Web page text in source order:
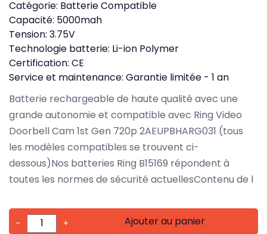
Catégorie: Batterie Compatible
Capacité: 5000mah
Tension: 3.75V
Technologie batterie: Li-ion Polymer
Certification: CE
Service et maintenance: Garantie limitée - 1 an
Batterie rechargeable de haute qualité avec une
grande autonomie et compatible avec Ring Video
Doorbell Cam 1st Gen 720p 2AEUPBHARG031 (tous
les modèles compatibles se trouvent ci-
dessous)Nos batteries Ring B15169 répondent à
toutes les normes de sécurité actuellesContenu de l
- + Ajouter au panier